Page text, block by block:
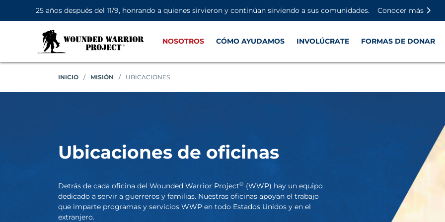
25 años después del 11/9, honrando a quienes sirvieron y continúan sirviendo a sus comunidades.
Conocer más
NOSOTROS CÓMO AYUDAMOS INVOLÚCRATE FORMAS DE DONAR
INICIO / MISIÓN / UBICACIONES
Ubicaciones de oficinas
Detrás de cada oficina del Wounded Warrior Project® (WWP) hay un equipo
dedicado a servir a guerreros y familias. Nuestras oficinas apoyan el trabajo
que imparte programas y servicios WWP en todo Estados Unidos y en el
extranjero.